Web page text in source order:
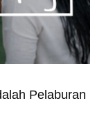
Pelaburan